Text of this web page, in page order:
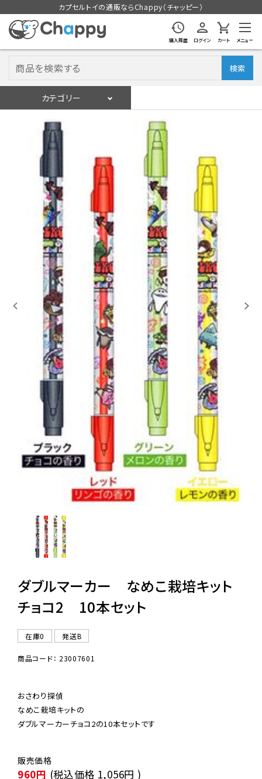
カプセルトイの通販ならChappy（チャッピー）
購入履歴 ログイン カート メニュー
検索
カテゴリー
ログイン 会員登録
入荷スケジュールをチェック
カプセルトイマシン本体
カプセルトイ
販促用空カプセル
レンタル
景品・玩具・文具
販促用カプセルトイ
よくあるご質問
ご利用ガイド
06-6282-7659
ダブルマーカー なめこ栽培キット
チョコ2 10本セット
在庫0 発送B
商品コード： 23007601
おさわり探偵
なめこ栽培キットの
ダブルマーカーチョコ2の10本セットです
960円 (税込価格 1,056円 )